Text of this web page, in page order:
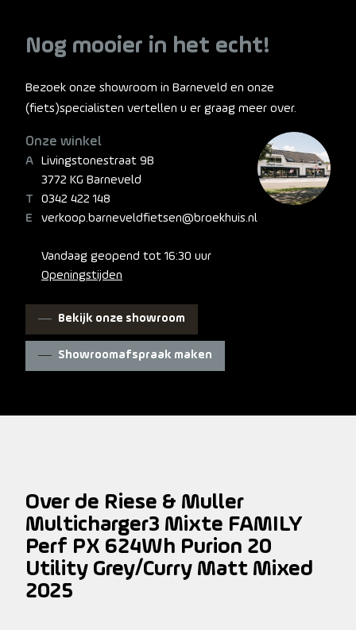
Nog mooier in het echt!
Bezoek onze showroom in Barneveld en onze
(fiets)specialisten vertellen u er graag meer over.
Onze winkel
Livingstonestraat 9B
3772 KG Barneveld
0342 422 148
verkoop.barneveldfietsen@broekhuis.nl
Vandaag geopend tot 16:30 uur
Openingstijden
Bekijk onze showroom
Showroomafspraak maken
Over de Riese & Muller
Multicharger3 Mixte FAMILY
Perf PX 624Wh Purion 20
Utility Grey/Curry Matt Mixed
2025